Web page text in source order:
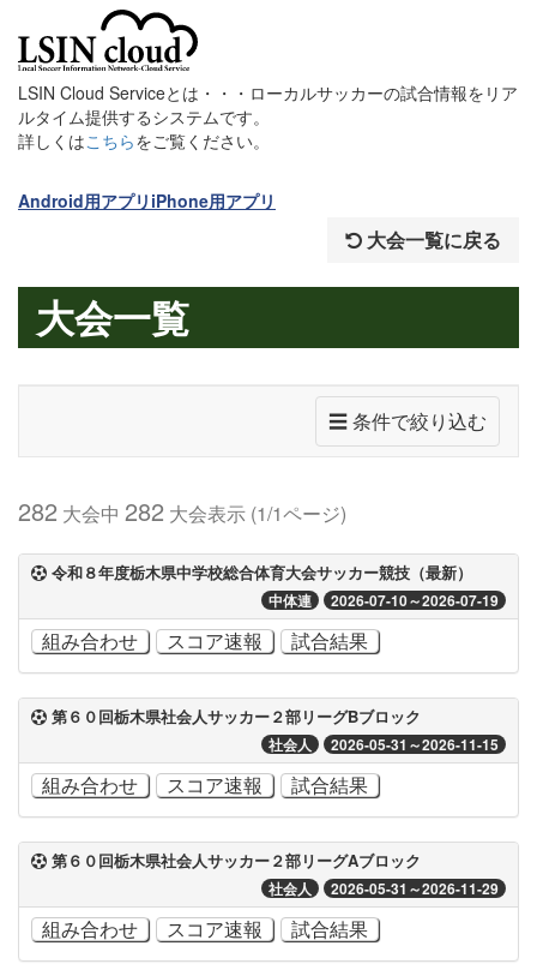
LSIN Cloud Serviceとは・・・ローカルサッカーの試合情報をリア
ルタイム提供するシステムです。
詳しくはこちらをご覧ください。
Android用アプリ iPhone用アプリ
大会一覧に戻る
大会一覧
☰ 条件で絞り込む
282 大会中 282 大会表示 (1/1ページ)
令和８年度栃木県中学校総合体育大会サッカー競技（最新）
中体連 2026-07-10～2026-07-19
組み合わせ スコア速報 試合結果
第６０回栃木県社会人サッカー２部リーグBブロック
社会人 2026-05-31～2026-11-15
組み合わせ スコア速報 試合結果
第６０回栃木県社会人サッカー２部リーグAブロック
社会人 2026-05-31～2026-11-29
組み合わせ スコア速報 試合結果